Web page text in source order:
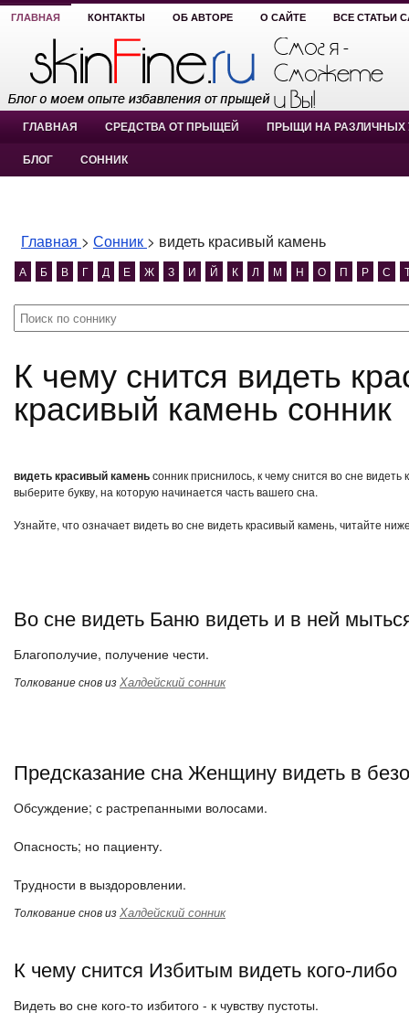
ГЛАВНАЯ КОНТАКТЫ ОБ АВТОРЕ О САЙТЕ ВСЕ СТАТЬИ
ГЛАВНАЯ СРЕДСТВА ОТ ПРЫЩЕЙ ПРЫЩИ НА РАЗЛИЧНЫХ
БЛОГ СОННИК
Главная > Сонник > видеть красивый камень
А Б В Г Д Е Ж З И Й К Л М Н О П Р С
К чему снится видеть красивый камень? видеть
красивый камень сонник
видеть красивый каменьсонник приснилось, к чему снится во сне
выберите букву, на которую начинается часть вашего сна.
Узнайте, что означает видеть во сне видеть красивый камень, читайте
Во сне видеть Баню видеть и в ней
Благополучие, получение чести.
Толкование снов изХалдейский сонник
Предсказание сна Женщину видеть в
Обсуждение; с растрепанными волосами.
Опасность; но пациенту.
Трудности в выздоровлении.
Толкование снов изХалдейский сонник
К чему снится Избитым видеть кого-либо
Видеть во сне кого-то избитого - к чувству пустоты.